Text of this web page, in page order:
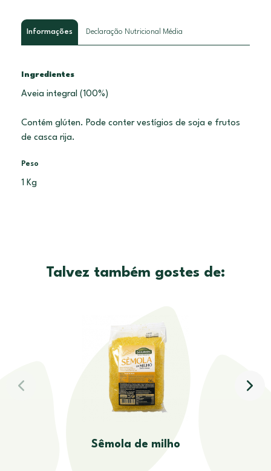
Informações Declaração Nutricional Média
Ingredientes
Aveia integral (100%)
Contém glúten. Pode conter vestígios de soja e frutos
de casca rija.
Peso
1 Kg
Talvez também gostes de:
Sêmola de milho